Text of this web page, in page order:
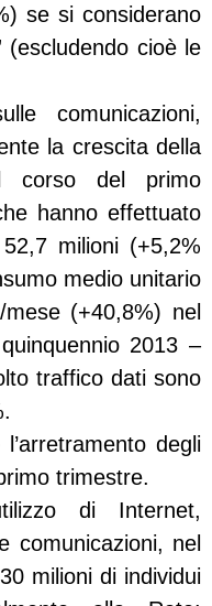
se si considerano
(escludendo cioè le
comunicazioni,
la crescita della
corso del primo
hanno effettuato
milioni (+5,2%
medio unitario
mese (+40,8%) nel
2013 –
traffico dati sono
degli
trimestre.
di Internet,
comunicazioni, nel
milioni di individui